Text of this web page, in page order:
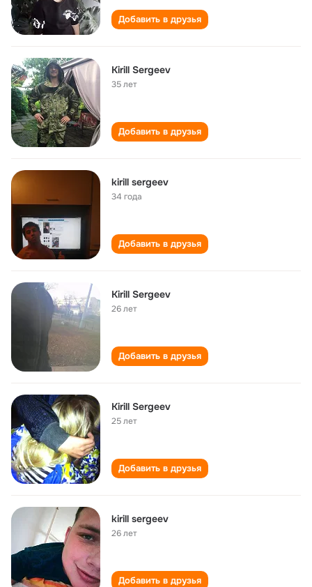
Добавить в друзья
Kirill Sergeev
35 лет
Добавить в друзья
kirill sergeev
34 года
Добавить в друзья
Kirill Sergeev
26 лет
Добавить в друзья
Kirill Sergeev
25 лет
Добавить в друзья
kirill sergeev
26 лет
Добавить в друзья